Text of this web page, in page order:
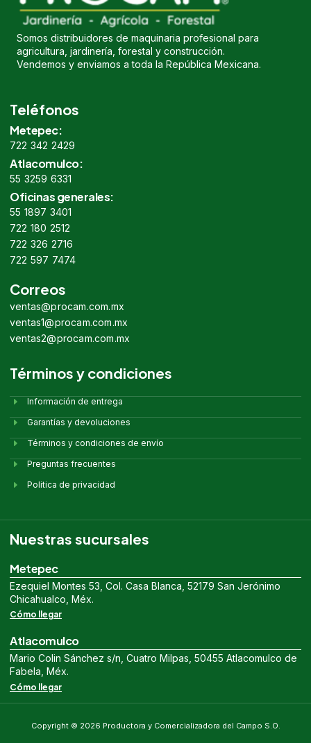
Somos distribuidores de maquinaria profesional para
agricultura, jardinería, forestal y construcción.
Vendemos y enviamos a toda la República Mexicana.
Teléfonos
Metepec:
722 342 2429
Atlacomulco:
55 3259 6331
Oficinas generales:
55 1897 3401
722 180 2512
722 326 2716
722 597 7474
Correos
ventas@procam.com.mx
ventas1@procam.com.mx
ventas2@procam.com.mx
Términos y condiciones
Información de entrega
Garantías y devoluciones
Términos y condiciones de envío
Preguntas frecuentes
Politica de privacidad
Nuestras sucursales
Metepec
Ezequiel Montes 53, Col. Casa Blanca, 52179 San Jerónimo
Chicahualco, Méx.
Cómo llegar
Atlacomulco
Mario Colin Sánchez s/n, Cuatro Milpas, 50455 Atlacomulco de
Fabela, Méx.
Cómo llegar
Copyright © 2026 Productora y Comercializadora del Campo S.O.